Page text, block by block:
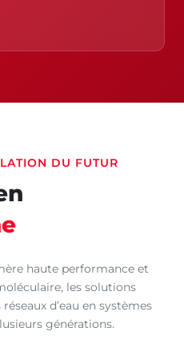
DU FUTUR
haute performance et
les solutions
d’eau en systèmes
générations.